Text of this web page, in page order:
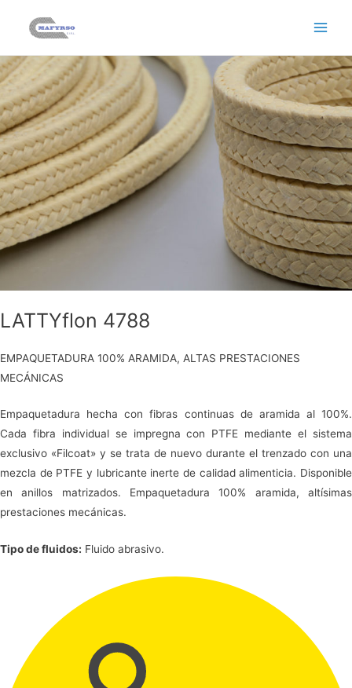
LATTYflon 4788
EMPAQUETADURA 100% ARAMIDA, ALTAS PRESTACIONES
MECÁNICAS
Empaquetadura hecha con fibras continuas de aramida al 100%.
Cada fibra individual se impregna con PTFE mediante el sistema
exclusivo «Filcoat» y se trata de nuevo durante el trenzado con una
mezcla de PTFE y lubricante inerte de calidad alimenticia. Disponible
en anillos matrizados. Empaquetadura 100% aramida, altísimas
prestaciones mecánicas.
Tipo de fluidos: Fluido abrasivo.